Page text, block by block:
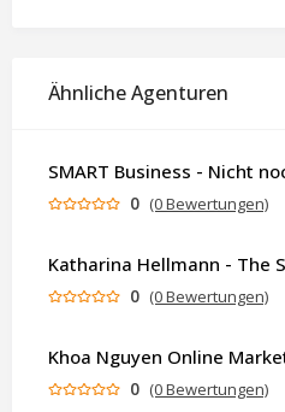
Ähnliche Agenturen
0 (0 Bewertungen)
0 (0 Bewertungen)
0 (0 Bewertungen)